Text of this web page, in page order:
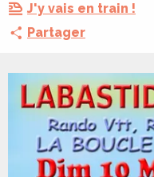
J'y vais en train !
Partager